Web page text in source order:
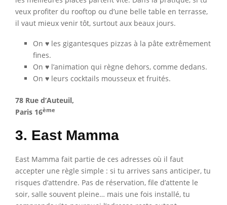
veux profiter du rooftop ou d’une belle table en terrasse,
il vaut mieux venir tôt, surtout aux beaux jours.
On ♥ les gigantesques pizzas à la pâte extrêmement
fines.
On ♥ l’animation qui règne dehors, comme dedans.
On ♥ leurs cocktails mousseux et fruités.
78 Rue d’Auteuil,
Paris 16ème
3. East Mamma
East Mamma fait partie de ces adresses où il faut
accepter une règle simple : si tu arrives sans anticiper, tu
risques d’attendre. Pas de réservation, file d’attente le
soir, salle souvent pleine… mais une fois installé, tu